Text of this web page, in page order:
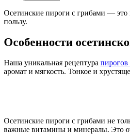
Осетинские пироги с грибами — это
пользу.
Особенности
Наша уникальная рецептура пирогов
аромат и мягкость. Тонкое и
Осетинские пироги с грибами не
важные витамины и минералы. Это